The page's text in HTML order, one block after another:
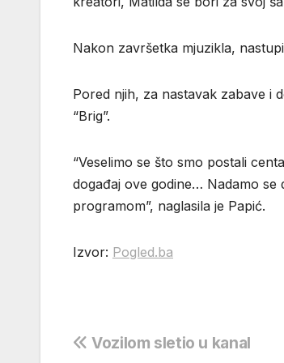
Nakon završetka mjuzikla,
Pored njih, za nastavak zabave i
“Brig”.
“Veselimo se što smo postali
događaj ove godine… Nadamo se
programom”, naglasila je Papić.
Izvor: Pogled.ba
Navigacija
Vozilom sletio u kanal